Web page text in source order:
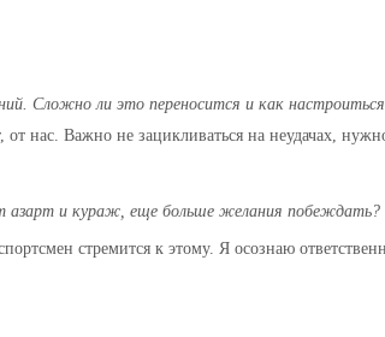
Сложно ли это переносится и как
Важно не зацикливаться на неудачах, нужно
азарт и кураж, еще больше желания побеждать?
стремится к этому. Я осознаю